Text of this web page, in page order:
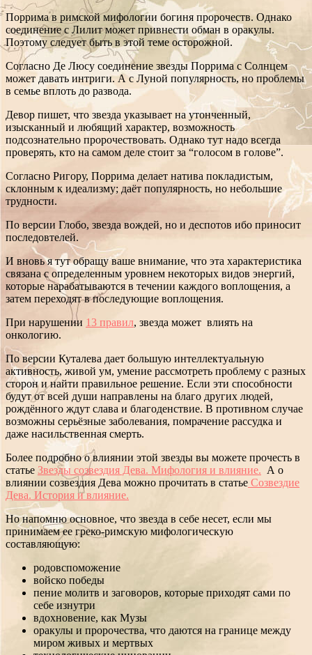
Поррима в римской мифологии богиня пророчеств. Однако
соединение с Лилит может привнести обман в оракулы.
Поэтому следует быть в этой теме осторожной.
Согласно Де Люсу соединение звезды Поррима с Солнцем
может давать интриги. А с Луной популярность, но проблемы
в семье вплоть до развода.
Девор пишет, что звезда указывает на утонченный,
изысканный и любящий характер, возможность
подсознательно пророчествовать. Однако тут надо всегда
проверять, кто на самом деле стоит за “голосом в голове”.
Согласно Ригору, Поррима делает натива покладистым,
склонным к идеализму; даёт популярность, но небольшие
трудности.
По версии Глобо, звезда вождей, но и деспотов ибо приносит
последовтелей.
И вновь я тут обращу ваше внимание, что эта характеристика
связана с определенным уровнем некоторых видов энергий,
которые нарабатываются в течении каждого воплощения, а
затем переходят в последующие воплощения.
При нарушении 13 правил, звезда может влиять на
онкологию.
По версии Куталева дает большую интеллектуальную
активность, живой ум, умение рассмотреть проблему с разных
сторон и найти правильное решение. Если эти способности
будут от всей души направлены на благо других людей,
рождённого ждут слава и благоденствие. В противном случае
возможны серьёзные заболевания, помрачение рассудка и
даже насильственная смерть.
Более подробно о влиянии этой звезды вы можете прочесть в
статье Звезды созвездия Дева. Мифология и влияние. А о
влиянии созвездия Дева можно прочитать в статье Созвездие
Дева. История и влияние.
Но напомню основное, что звезда в себе несет, если мы
принимаем ее греко-римскую мифологическую
составляющую:
родовспоможение
войско победы
пение молитв и заговоров, которые приходят сами по
себе изнутри
вдохновение, как Музы
оракулы и пророчества, что даются на границе между
миром живых и мертвых